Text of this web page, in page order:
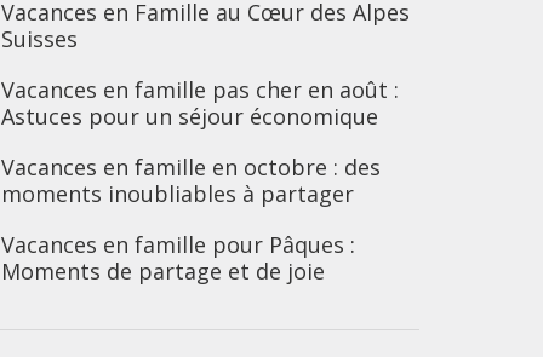
Vacances en Famille au Cœur des Alpes
Suisses
Vacances en famille pas cher en août :
Astuces pour un séjour économique
Vacances en famille en octobre : des
moments inoubliables à partager
Vacances en famille pour Pâques :
Moments de partage et de joie